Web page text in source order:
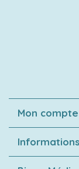
Mon compte
Informations